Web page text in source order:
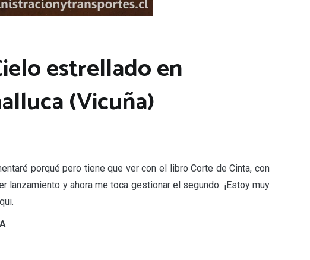
estrellado en
(Vicuña)
porqué pero tiene que ver con el libro Corte de Cinta, con
lanzamiento y ahora me toca gestionar el segundo. ¡Estoy muy